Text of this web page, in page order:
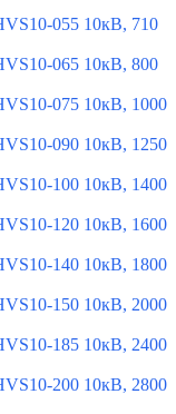
055 10кВ, 710
065 10кВ, 800
075 10кВ, 1000
090 10кВ, 1250
100 10кВ, 1400
120 10кВ, 1600
140 10кВ, 1800
150 10кВ, 2000
185 10кВ, 2400
200 10кВ, 2800